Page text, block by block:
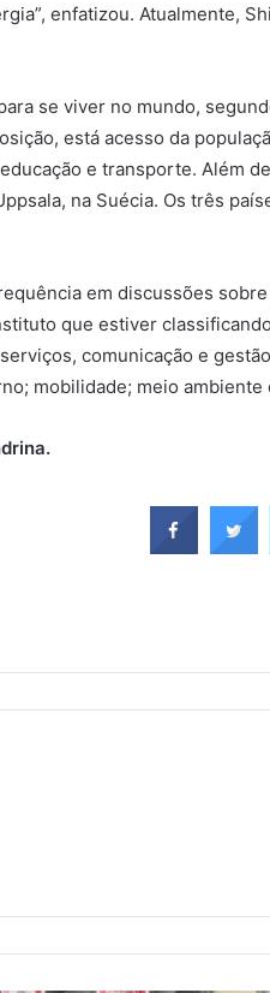
enfatizou. Atualmente,
se viver no mundo,
está acesso da
e transporte. Além
na Suécia. Os três
em discussões
que estiver
comunicação e
mobilidade; meio ambiente